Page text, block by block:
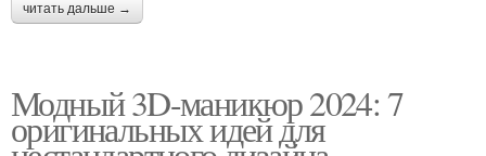
читать дальше →
Модный 3D-маникюр 2024: 7
оригинальных идей для